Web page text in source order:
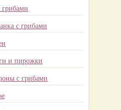
с грибами
и пирожки
с грибами